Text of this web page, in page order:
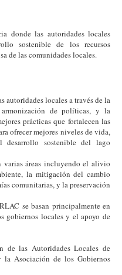
donde las autoridades locales
sostenible de los recursos
de las comunidades locales.
autoridades locales a través de la
armonización de políticas, y la
prácticas que fortalecen las
ofrecer mejores niveles de vida,
desarrollo sostenible del lago
varias áreas incluyendo el alivio
la mitigación del cambio
comunitarias, y la preservación
se basan principalmente en
gobiernos locales y el apoyo de
de las Autoridades Locales de
Asociación de los Gobiernos